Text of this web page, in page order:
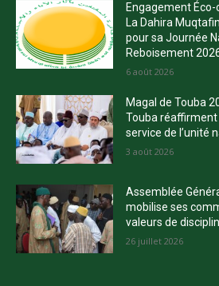
Engagement
La Dahira
pour sa Journée
Reboisement
6 août 2026
Magal de Touba
Touba
service de l’unité
3 août 2026
Assemblée
mobilise ses
valeurs de
26 juillet 2026